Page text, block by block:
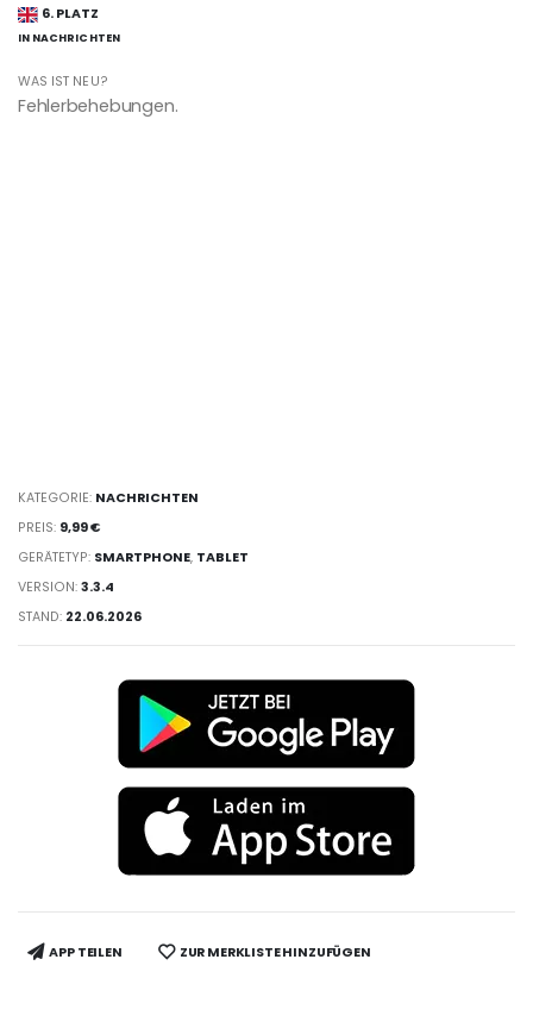
6. PLATZ
IN NACHRICHTEN
WAS IST NEU?
Fehlerbehebungen.
KATEGORIE: NACHRICHTEN
PREIS: 9,99 €
GERÄTETYP: SMARTPHONE, TABLET
VERSION:3.3.4
STAND: 22.06.2026
APP TEILEN ZUR MERKLISTE HINZUFÜGEN